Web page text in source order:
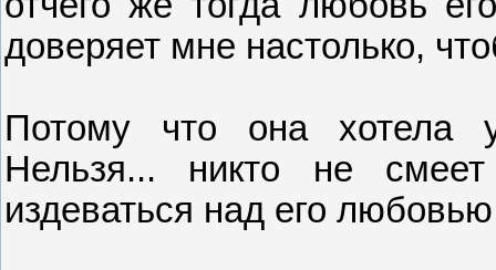
доверяет мне настолько,
Потому что она хотела
Нельзя... никто не
издеваться над его